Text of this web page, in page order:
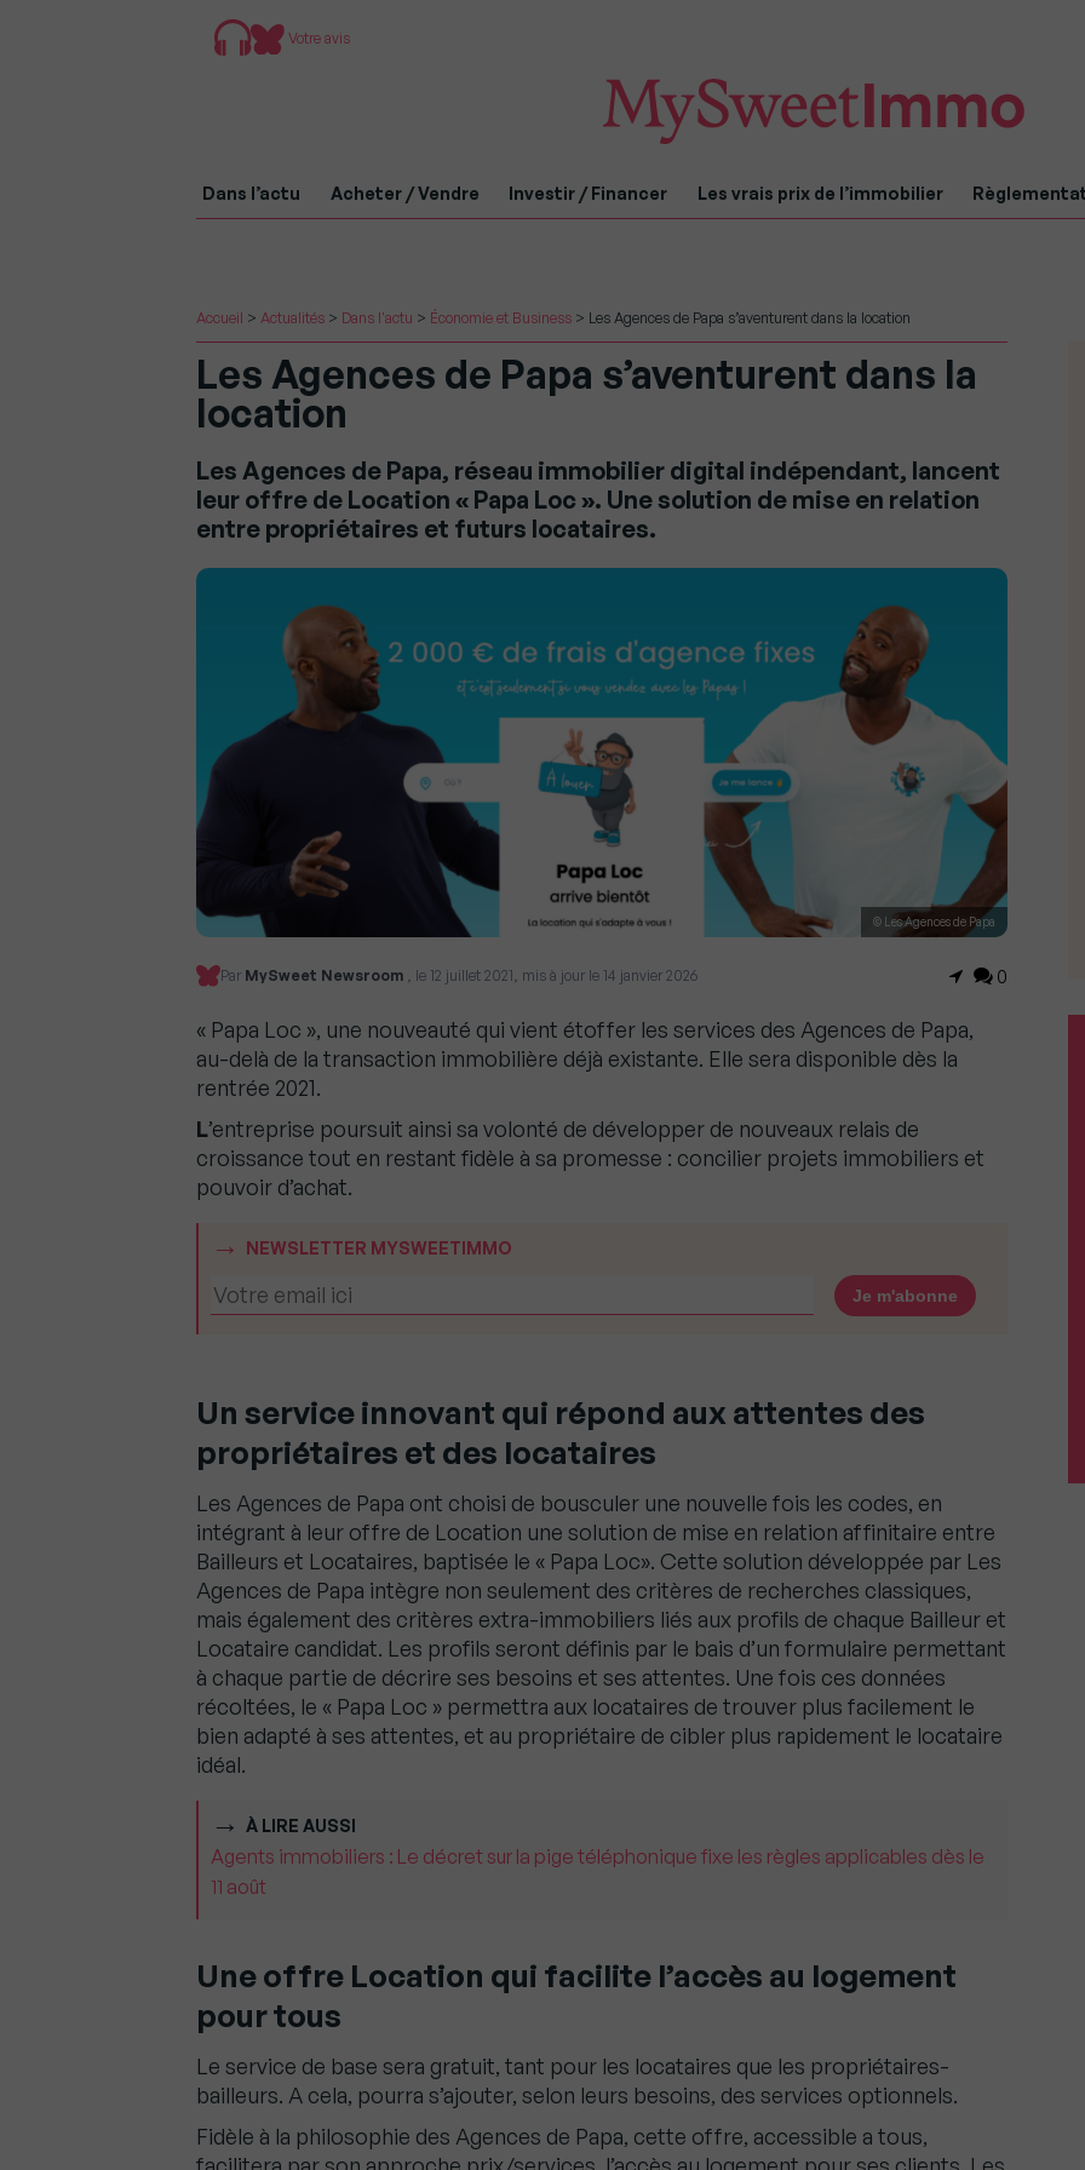
Votre avis
Dans l’actu Acheter / Vendre Investir / Financer Les vrais prix de l’immobilier
Accueil > Actualités > Dans l'actu > Économie et Business > Les Agences de Papa s’aventurent dans la location
Les Agences de Papa s’aventurent dans la
location
Les Agences de Papa, réseau immobilier digital indépendant, lancent
leur offre de Location « Papa Loc ». Une solution de mise en relation
entre propriétaires et futurs locataires.
© Les Agences de Papa
Par MySweet Newsroom , le 12 juillet 2021, mis à jour le 14 janvier 2026 0
« Papa Loc », une nouveauté qui vient étoffer les services des Agences de Papa,
au-delà de la transaction immobilière déjà existante. Elle sera disponible dès la
rentrée 2021.
L’entreprise poursuit ainsi sa volonté de développer de nouveaux relais de
croissance tout en restant fidèle à sa promesse : concilier projets immobiliers et
pouvoir d’achat.
NEWSLETTER MYSWEETIMMO
Un service innovant qui répond aux attentes des
propriétaires et des locataires
Les Agences de Papa ont choisi de bousculer une nouvelle fois les codes, en
intégrant à leur offre de Location une solution de mise en relation affinitaire entre
Bailleurs et Locataires, baptisée le « Papa Loc». Cette solution développée par Les
Agences de Papa intègre non seulement des critères de recherches classiques,
mais également des critères extra-immobiliers liés aux profils de chaque Bailleur et
Locataire candidat. Les profils seront définis par le bais d’un formulaire permettant
à chaque partie de décrire ses besoins et ses attentes. Une fois ces données
récoltées, le « Papa Loc » permettra aux locataires de trouver plus facilement le
bien adapté à ses attentes, et au propriétaire de cibler plus rapidement le locataire
idéal.
À LIRE AUSSI
Agents immobiliers : Le décret sur la pige téléphonique fixe les règles applicables dès le
11 août
Une offre Location qui facilite l’accès au logement
pour tous
Le service de base sera gratuit, tant pour les locataires que les propriétaires-
bailleurs. A cela, pourra s’ajouter, selon leurs besoins, des services optionnels.
Fidèle à la philosophie des Agences de Papa, cette offre, accessible a tous,